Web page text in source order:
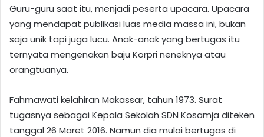
Guru-guru saat itu, menjadi peserta upacara. Upacara
yang mendapat publikasi luas media massa ini, bukan
saja unik tapi juga lucu. Anak-anak yang bertugas itu
ternyata mengenakan baju Korpri neneknya atau
orangtuanya.
Fahmawati kelahiran Makassar, tahun 1973. Surat
tugasnya sebagai Kepala Sekolah SDN Kosamja diteken
tanggal 26 Maret 2016. Namun dia mulai bertugas di